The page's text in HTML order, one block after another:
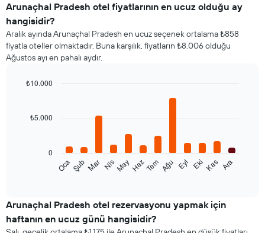
Arunaçhal Pradesh otel fiyatlarının en ucuz olduğu ay
hangisidir?
Aralık ayında Arunaçhal Pradesh en ucuz seçenek ortalama ₺858
fiyatla oteller olmaktadır. Buna karşılık, fiyatların ₺8.006 olduğu
Ağustos ayı en pahalı aydır.
with
Aşağıdaki
için
ortalama
oda
OcaŞubMar NisMayHazTemAğu Eyl Eki Kas Ara
0
₺5.000
₺10.000
Arunaçhal Pradesh otel rezervasyonu yapmak için
haftanın en ucuz günü hangisidir?